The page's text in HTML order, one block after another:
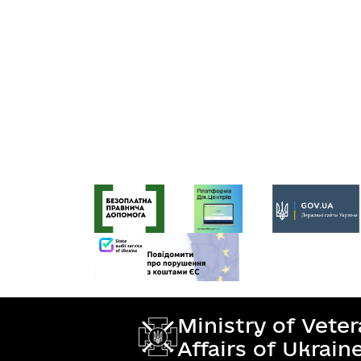
Ministry of
Affairs of